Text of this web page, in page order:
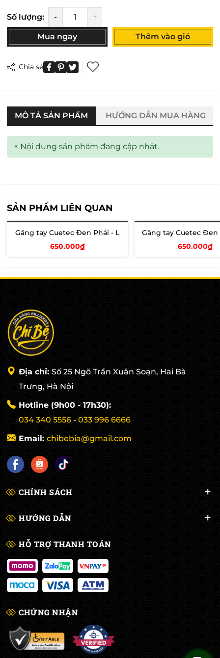
Số lượng: - +
Mua ngay Thêm vào giỏ
Chia sẻ
MÔ TẢ SẢN PHẨM HƯỚNG DẪN MUA HÀNG
× Nội dung sản phẩm đang cập nhật.
SẢN PHẨM LIÊN QUAN
Hết hàng
Găng tay Cuetec Đen Phải - L
650.000₫
Găng tay Cuetec Đen
650.000₫
Địa chỉ: Số 25 Ngõ Trần Xuân Soạn, Hai Bà
Trưng, Hà Nội
Hotline (9h00 - 17h30):
034 340 5556 - 033 996 6666
Email: chibebia@gmail.com
CHÍNH SÁCH
HƯỚNG DẪN
HỖ TRỢ THANH TOÁN
CHỨNG NHẬN